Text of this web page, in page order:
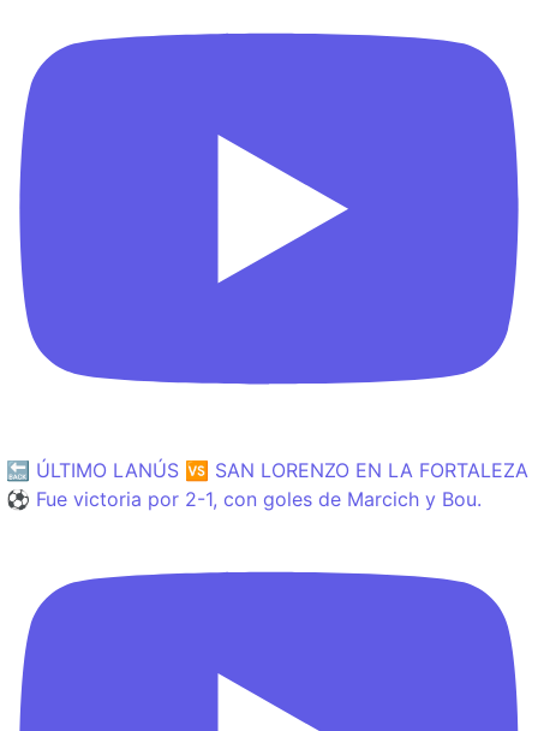
🔙 ÚLTIMO LANÚS 🆚 SAN LORENZO EN LA FORTALEZA
⚽️ Fue victoria por 2-1, con goles de Marcich y Bou.